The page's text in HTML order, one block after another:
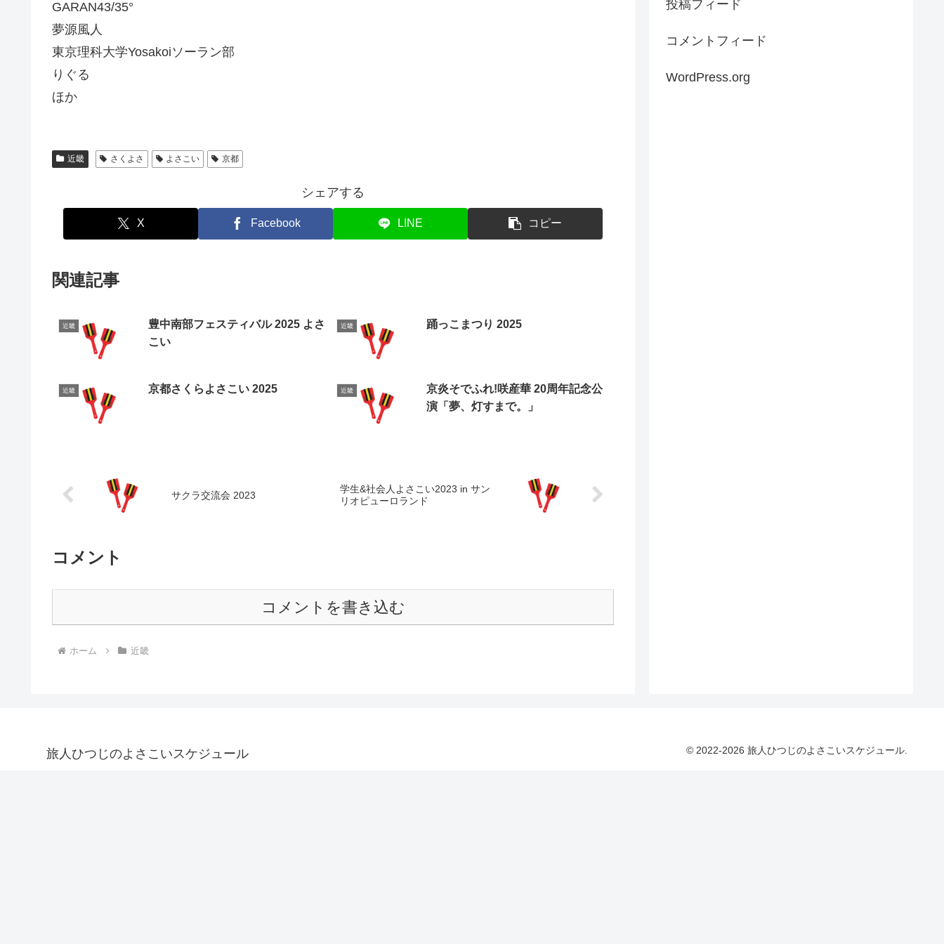
GARAN43/35°
夢源風人
東京理科大学Yosakoiソーラン部
りぐる
ほか
近畿 さくよさ よさこい 京都
シェアする
X Facebook LINE コピー
関連記事
近畿
豊中南部フェスティバル 2025 よさ
こい
近畿 踊っこまつり 2025
近畿 京都さくらよさこい 2025 近畿
京炎そでふれ!咲産華 20周年記念公
演「夢、灯すまで。」
サクラ交流会 2023
学生&社会人よさこい2023 in サン
リオピューロランド
コメント
コメントを書き込む
ホーム 近畿
投稿フィード
コメントフィード
WordPress.org
旅人ひつじのよさこいスケジュール © 2022-2026 旅人ひつじのよさこいスケジュール.